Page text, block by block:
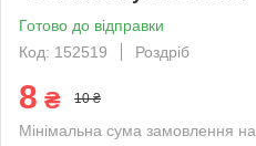
Готово до відправки
Код: 152519
Роздріб
8 ₴ 10 ₴
Мінімальна сума замовлення